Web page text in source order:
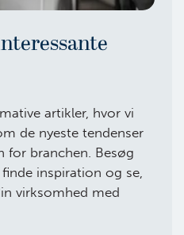
artikler, hvor vi
de nyeste tendenser
for branchen. Besøg
inspiration og se,
virksomhed med